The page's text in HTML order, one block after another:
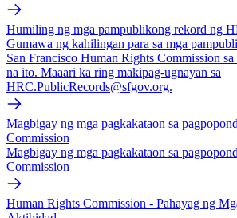
Humiling ng mga pampublikong rekord ng
Gumawa ng kahilingan para sa mga
San Francisco Human Rights Commission
na ito. Maaari ka ring makipag-ugnayan sa
HRC.PublicRecords@sfgov.org.
Magbigay ng mga pagkakataon sa
Commission
Magbigay ng mga pagkakataon sa
Commission
Human Rights Commission - Pahayag ng